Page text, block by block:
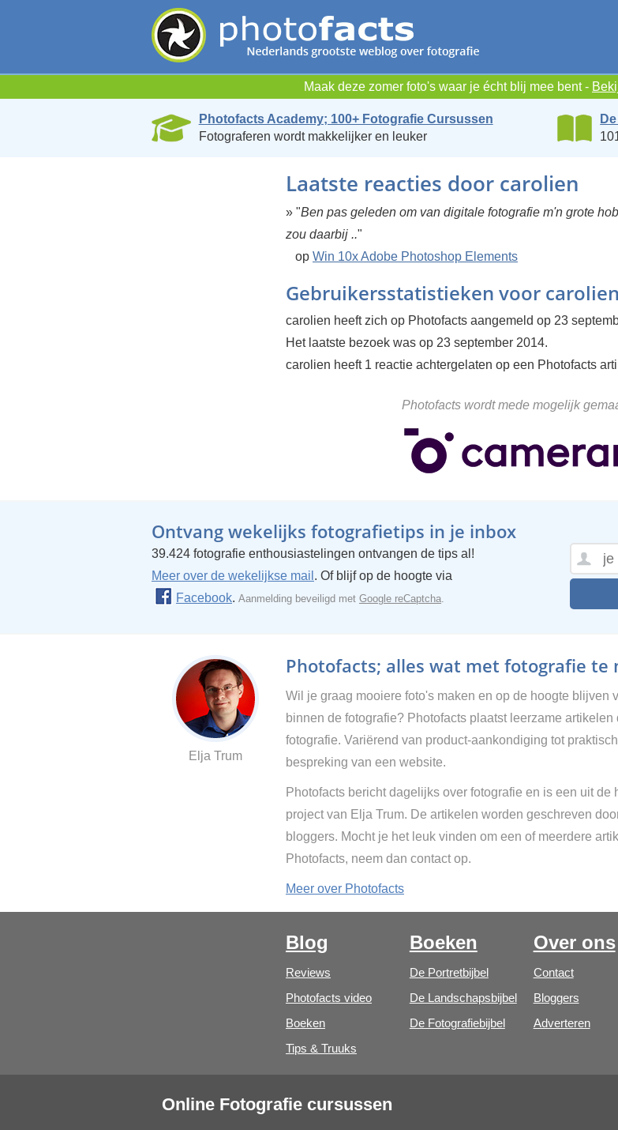
Maak deze zomer foto's waar je écht blij mee bent -
Photofacts Academy; 100+ Fotografie Cursussen
Fotograferen wordt makkelijker en leuker
Laatste reacties door carolien
» "Ben pas geleden om van digitale fotografie m'n grote
zou daarbij .."
op Win 10x Adobe Photoshop Elements
Gebruikersstatistieken voor carolien
carolien heeft zich op Photofacts aangemeld op 23
Het laatste bezoek was op 23 september 2014.
carolien heeft 1 reactie achtergelaten op een Photofacts
Photofacts wordt mede mogelijk
Ontvang wekelijks fotografietips in je inbox
39.424 fotografie enthousiastelingen ontvangen de tips al!
Meer over de wekelijkse mail . Of blijf op de hoogte via
Facebook. Aanmelding beveiligd met Google reCaptcha.
Elja Trum
Photofacts; alles wat met fotografie te
Wil je graag mooiere foto's maken en op de hoogte blijven
binnen de fotografie? Photofacts plaatst leerzame
fotografie. Variërend van product-aankondiging tot
bespreking van een website.
Photofacts bericht dagelijks over fotografie en is een uit de
project van Elja Trum. De artikelen worden geschreven
bloggers. Mocht je het leuk vinden om een of meerdere
Photofacts, neem dan contact op.
Meer over Photofacts
Blog
Reviews
Photofacts video
Boeken
Tips & Truuks
Boeken
De Portretbijbel
De Landschapsbijbel
De Fotografiebijbel
Over ons
Contact
Bloggers
Adverteren
Online Fotografie cursussen